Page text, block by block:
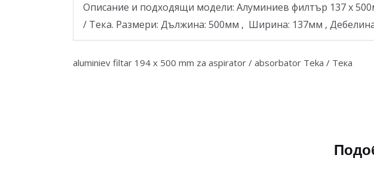
Описание и подходящи модели: Алуминиев филтър 137 x
/ Тека. Размери: Дължина: 500мм , Ширина: 137мм ,
aluminiev filtar 194 x 500 mm za aspirator / absorbator Teka / Тека